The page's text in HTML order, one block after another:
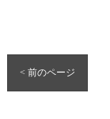
< 前のページ